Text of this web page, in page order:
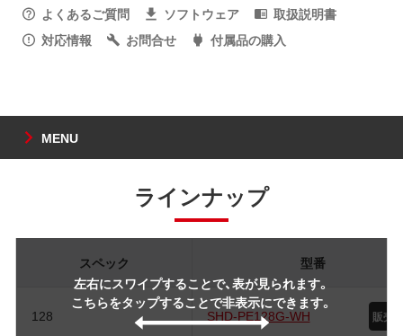
よくあるご質問
ソフトウェア
取扱説明書
対応情報
お問合せ 付属品の購入
MENU
ラインナップ
左右にスワイプすることで、表が見られます。
こちらをタップすることで非表示にできます。
スペック 型番
128 SHD-PE128G-WH